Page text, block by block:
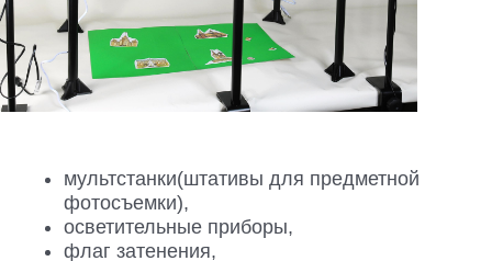
мультстанки(штативы для предметной
фотосъемки),
осветительные приборы,
флаг затенения,